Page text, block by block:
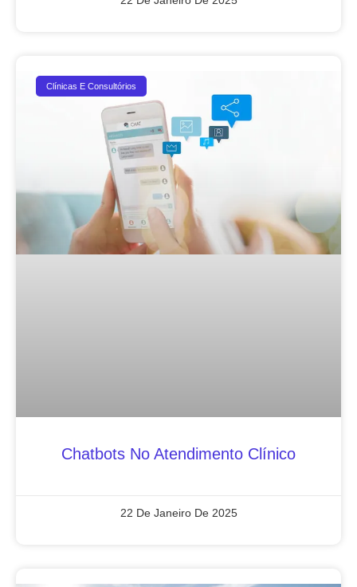
Clínicas E Consultórios
Chatbots No Atendimento Clínico
22 De Janeiro De 2025